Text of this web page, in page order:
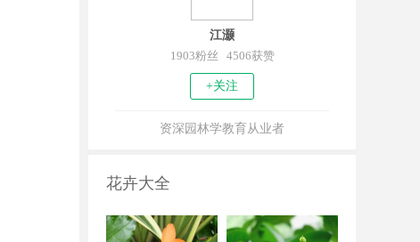
江灏
1903粉丝 4506获赞
+关注
资深园林学教育从业者
花卉大全